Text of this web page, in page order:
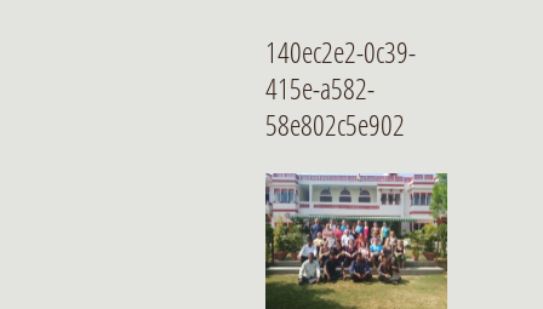
140ec2e2-0c39-
415e-a582-
58e802c5e902